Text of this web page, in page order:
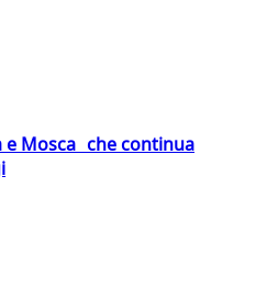
e Mosca che continua